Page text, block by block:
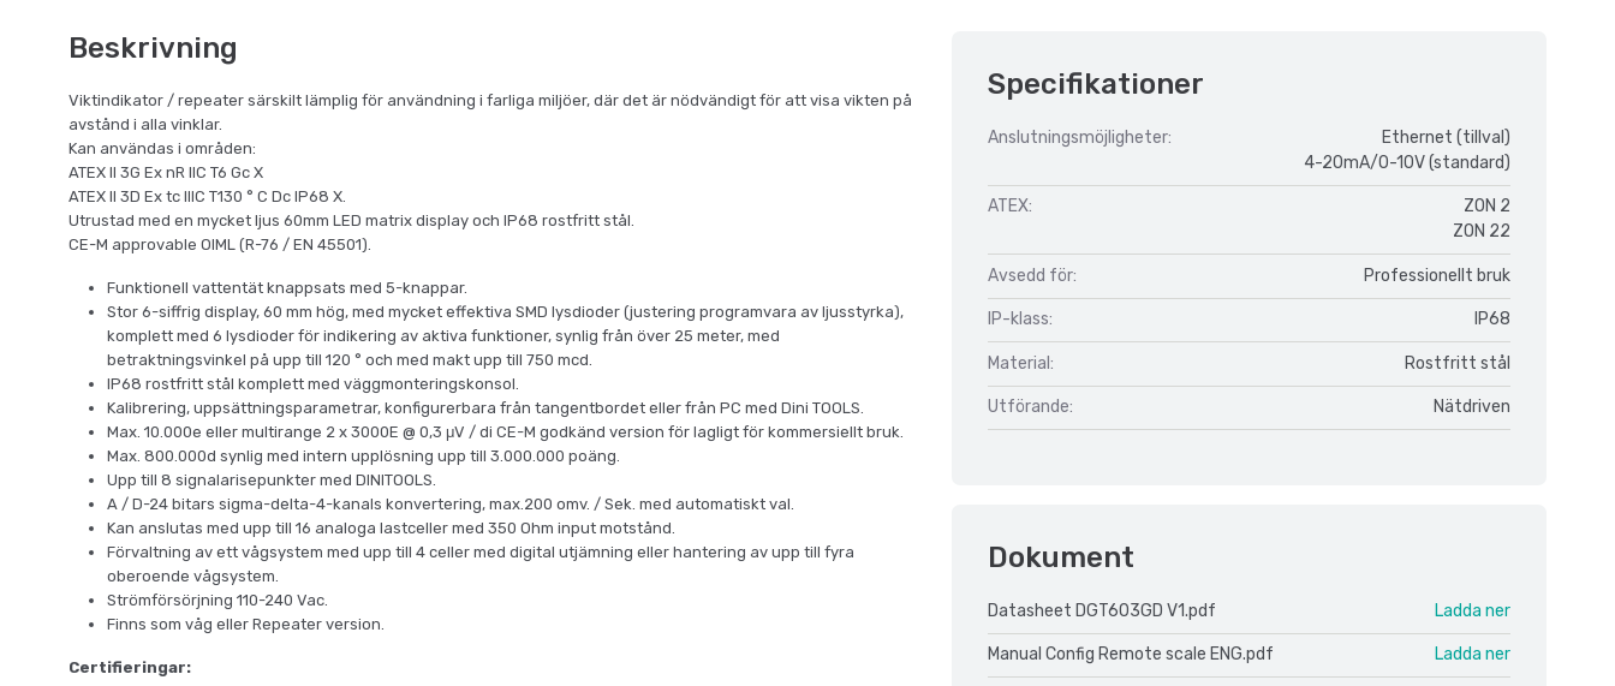
Beskrivning
Viktindikator / repeater särskilt lämplig för användning i farliga miljöer, där det är nödvändigt för att visa vikten på
avstånd i alla vinklar.
Kan användas i områden:
ATEX II 3G Ex nR IIC T6 Gc X
ATEX II 3D Ex tc IIIC T130 ° C Dc IP68 X.
Utrustad med en mycket ljus 60mm LED matrix display och IP68 rostfritt stål.
CE-M approvable OIML (R-76 / EN 45501).
Funktionell vattentät knappsats med 5-knappar.
Stor 6-siffrig display, 60 mm hög, med mycket effektiva SMD lysdioder (justering programvara av ljusstyrka),
komplett med 6 lysdioder för indikering av aktiva funktioner, synlig från över 25 meter, med
betraktningsvinkel på upp till 120 ° och med makt upp till 750 mcd.
IP68 rostfritt stål komplett med väggmonteringskonsol.
Kalibrering, uppsättningsparametrar, konfigurerbara från tangentbordet eller från PC med Dini TOOLS.
Max. 10.000e eller multirange 2 x 3000E @ 0,3 μV / di CE-M godkänd version för lagligt för kommersiellt bruk.
Max. 800.000d synlig med intern upplösning upp till 3.000.000 poäng.
Upp till 8 signalarisepunkter med DINITOOLS.
A / D-24 bitars sigma-delta-4-kanals konvertering, max.200 omv. / Sek. med automatiskt val.
Kan anslutas med upp till 16 analoga lastceller med 350 Ohm input motstånd.
Förvaltning av ett vågsystem med upp till 4 celler med digital utjämning eller hantering av upp till fyra
oberoende vågsystem.
Strömförsörjning 110-240 Vac.
Finns som våg eller Repeater version.
Certifieringar:
Specifikationer
Anslutningsmöjligheter:
Ethernet (tillval)
4-20mA/0-10V (standard)
ATEX:
ZON 2
ZON 22
Avsedd för: Professionellt bruk
IP-klass: IP68
Material: Rostfritt stål
Utförande: Nätdriven
Dokument
Datasheet DGT603GD V1.pdf Ladda ner
Manual Config Remote scale ENG.pdf Ladda ner